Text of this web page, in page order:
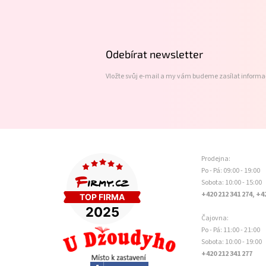
Odebírat newsletter
Vložte svůj e-mail a my vám budeme zasílat
Prodejna:
Po - Pá: 09:00 - 19:00
Sobota: 10:00 - 15:00
+420 212 341 274,
Čajovna:
Po - Pá: 11:00 - 21:00
Sobota: 10:00 - 19:00
+420 212 341 277